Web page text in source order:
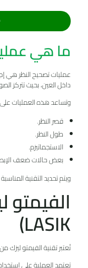
ما هي
عمليات تصحيح النظر هي
داخل العين، بحيث تتركز
وتساعد هذه العمليات
قصر النظر.
طول النظر.
الاستجماتيزم.
بعض حالات ضعف
ويتم تحديد التقنية
LASIK)
تُعتبر تقنية الفيمتو ليزك
تعتمد العملية على